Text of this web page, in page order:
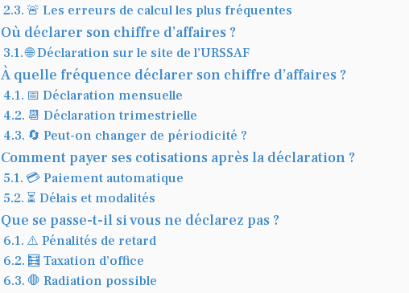
🚨 Les erreurs de calcul les plus fréquentes
Où déclarer son chiffre d’affaires ?
🌐 Déclaration sur le site de l’URSSAF
À quelle fréquence déclarer son chiffre d’affaires ?
📅 Déclaration mensuelle
📆 Déclaration trimestrielle
🔄 Peut-on changer de périodicité ?
Comment payer ses cotisations après la déclaration ?
💳 Paiement automatique
⏳ Délais et modalités
Que se passe-t-il si vous ne déclarez pas ?
⚠️ Pénalités de retard
🧮 Taxation d’office
🛑 Radiation possible